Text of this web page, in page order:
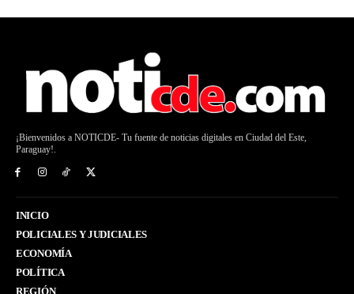
¡Bienvenidos a NOTICDE- Tu fuente de noticias digitales en Ciudad del Este,
Paraguay!.
INICIO
POLICIALES Y JUDICIALES
ECONOMÍA
POLÍTICA
REGIÓN